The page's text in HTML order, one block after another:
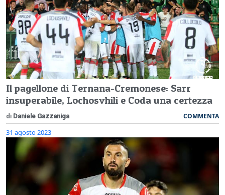
Il pagellone di Ternana-Cremonese: Sarr
insuperabile, Lochosvhili e Coda una certezza
di Daniele Gazzaniga COMMENTA
31 agosto 2023